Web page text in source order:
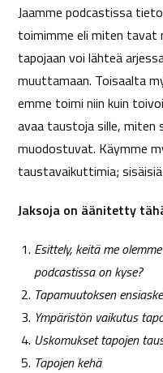
Jaamme podcastissa
toimimme eli miten
tapojaan voi lähteä
muuttamaan. Toisaalta
emme toimi niin kuin
avaa taustoja sille,
muodostuvat. Käymme
taustavaikuttimia;
Jaksoja on äänitetty
Esittely, keitä me
podcastissa on kyse?
Tapamuutoksen
Ympäristön vaikutus
Uskomukset tapojen
Tapojen kehä